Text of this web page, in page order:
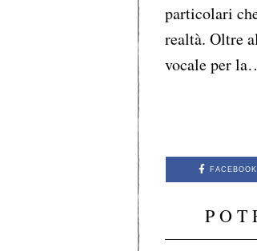
particolari
realtà. Oltre
vocale per
FACEBOOK